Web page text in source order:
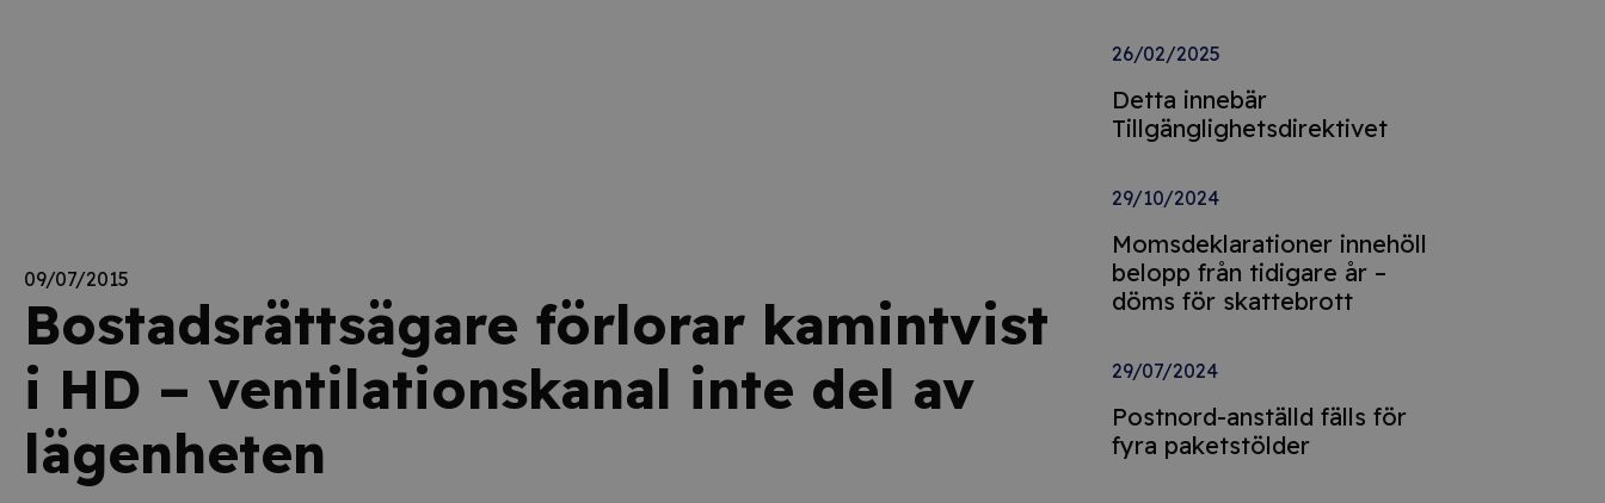
09/07/2015
Bostadsrättsägare förlorar kamintvist
i HD – ventilationskanal inte del av
lägenheten
26/02/2025
Detta innebär
Tillgänglighetsdirektivet
29/10/2024
Momsdeklarationer innehöll
belopp från tidigare år –
döms för skattebrott
29/07/2024
Postnord-anställd fälls för
fyra paketstölder